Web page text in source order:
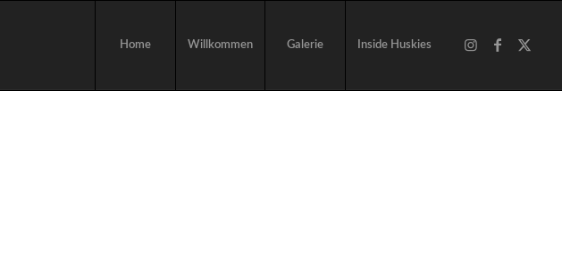
Home Willkommen Galerie Inside Huskies